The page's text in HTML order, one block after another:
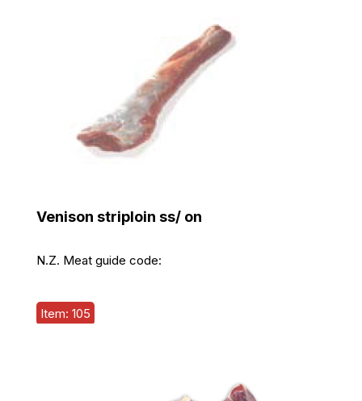
Venison striploin ss/ on
N.Z. Meat guide code:
Item: 105